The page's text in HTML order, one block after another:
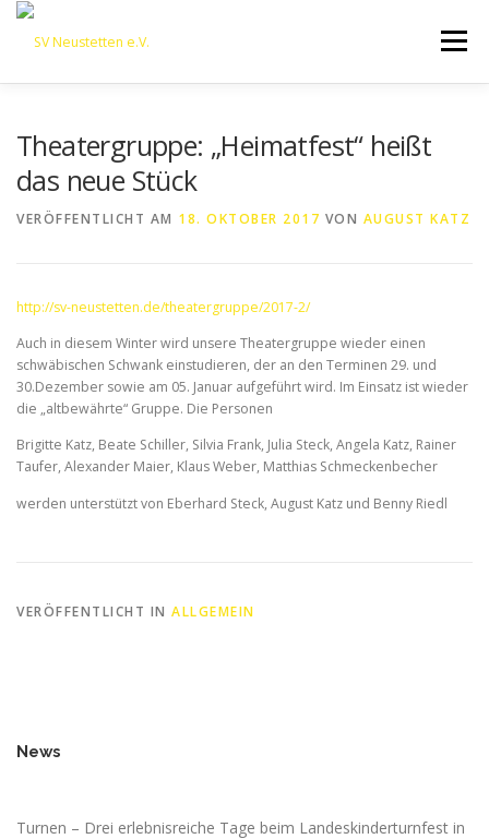
Zum
springen
Menü
Theatergruppe: „Heimatfest“ heißt
das neue Stück
VERÖFFENTLICHT AM 18. OKTOBER 2017 VON AUGUST KATZ
http://sv-neustetten.de/theatergruppe/2017-2/
Auch in diesem Winter wird unsere Theatergruppe wieder einen
schwäbischen Schwank einstudieren, der an den Terminen 29. und
30.Dezember sowie am 05. Januar aufgeführt wird. Im Einsatz ist wieder
die „altbewährte“ Gruppe. Die Personen
Brigitte Katz, Beate Schiller, Silvia Frank, Julia Steck, Angela Katz, Rainer
Taufer, Alexander Maier, Klaus Weber, Matthias Schmeckenbecher
werden unterstützt von Eberhard Steck, August Katz und Benny Riedl
VERÖFFENTLICHT IN ALLGEMEIN
News
Turnen – Drei erlebnisreiche Tage beim Landeskinderturnfest in